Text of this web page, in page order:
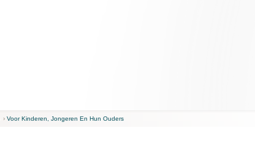
› Voor Kinderen, Jongeren En Hun Ouders